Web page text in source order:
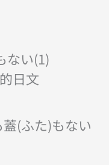
ない(1)
日文
(ふた)もない